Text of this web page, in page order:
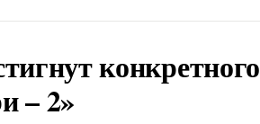
конкретного
– 2»